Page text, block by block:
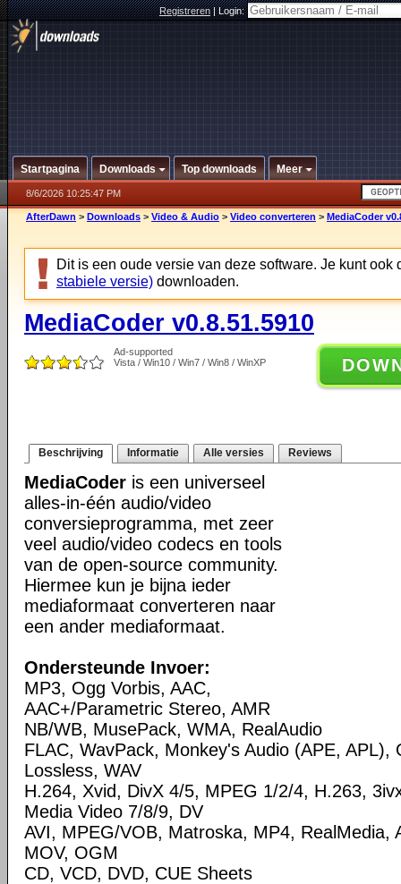
Registreren|Login:
Startpagina Downloads Top downloads Meer
8/6/2026 10:25:47 PM
AfterDawn > Downloads > Video & Audio > Video converteren > MediaCoder
Dit is een oude versie van deze software. Je kunt ook
stabiele versie) downloaden.
MediaCoder v0.8.51.5910
Ad-supported
Vista / Win10 / Win7 / Win8 / WinXP
Beschrijving Informatie Alle versies Reviews
MediaCoder is een universeel
alles-in-één audio/video
conversieprogramma, met zeer
veel audio/video codecs en tools
van de open-source community.
Hiermee kun je bijna ieder
mediaformaat converteren naar
een ander mediaformaat.
Ondersteunde Invoer:
MP3, Ogg Vorbis, AAC,
AAC+/Parametric Stereo, AMR
NB/WB, MusePack, WMA, RealAudio
FLAC, WavPack, Monkey's Audio (APE, APL),
Lossless, WAV
H.264, Xvid, DivX 4/5, MPEG 1/2/4, H.263,
Media Video 7/8/9, DV
AVI, MPEG/VOB, Matroska, MP4, RealMedia,
MOV, OGM
CD, VCD, DVD, CUE Sheets